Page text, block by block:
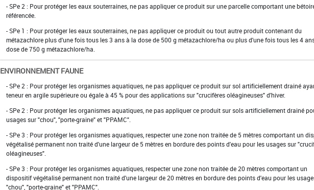
- SPe 2 : Pour protéger les eaux souterraines, ne pas appliquer ce produit sur une parcelle comportant une
référencée.
- SPe 1 : Pour protéger les eaux souterraines, ne pas appliquer ce produit ou tout autre produit contenant du
métazachlore plus d'une fois tous les 3 ans à la dose de 500 g métazachlore/ha ou plus d'une fois tous les 4
dose de 750 g métazachlore/ha.
ENVIRONNEMENT FAUNE
- SPe 2 : Pour protéger les organismes aquatiques, ne pas appliquer ce produit sur sol artificiellement drainé
teneur en argile supérieure ou égale à 45 % pour des applications sur "crucifères oléagineuses" d'hiver.
- SPe 2 : Pour protéger les organismes aquatiques, ne pas appliquer ce produit sur sols artificiellement drainé
usages sur "chou", "porte-graine" et "PPAMC".
- SPe 3 : Pour protéger les organismes aquatiques, respecter une zone non traitée de 5 mètres comportant un
végétalisé permanent non traité d'une largeur de 5 mètres en bordure des points d'eau pour les usages sur
oléagineuses".
- SPe 3 : Pour protéger les organismes aquatiques, respecter une zone non traitée de 20 mètres comportant un
dispositif végétalisé permanent non traité d'une largeur de 20 mètres en bordure des points d'eau pour les
"chou", "porte-graine" et "PPAMC".